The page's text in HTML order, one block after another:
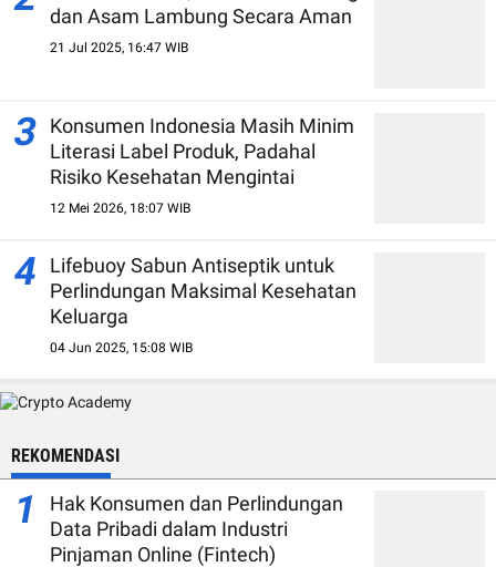
dan Asam Lambung Secara Aman
21 Jul 2025, 16:47 WIB
3
Konsumen Indonesia Masih Minim
Literasi Label Produk, Padahal
Risiko Kesehatan Mengintai
12 Mei 2026, 18:07 WIB
4
Lifebuoy Sabun Antiseptik untuk
Perlindungan Maksimal Kesehatan
Keluarga
04 Jun 2025, 15:08 WIB
REKOMENDASI
1
Hak Konsumen dan Perlindungan
Data Pribadi dalam Industri
Pinjaman Online (Fintech)